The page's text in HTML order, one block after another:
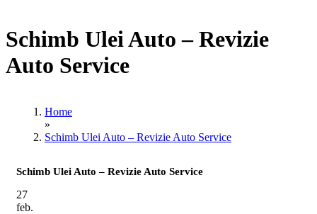
Schimb Ulei Auto – Revizie
Auto Service
Home
»
Schimb Ulei Auto – Revizie Auto Service
Schimb Ulei Auto – Revizie Auto Service
27
feb.